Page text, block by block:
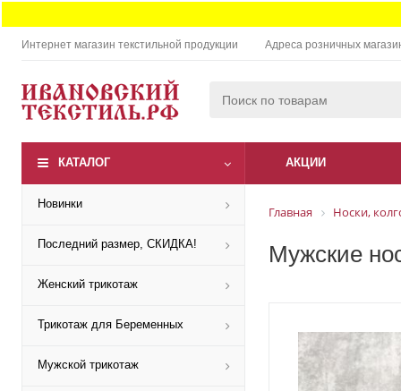
Интернет магазин текстильной продукции Адреса розничных
КАТАЛОГ АКЦИИ
Новинки
Последний размер, СКИДКА!
Женский трикотаж
Трикотаж для Беременных
Мужской трикотаж
Главная Носки,
Мужские